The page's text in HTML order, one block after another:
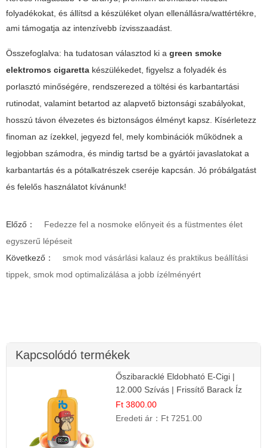
folyadékokat, és állítsd a készüléket olyan ellenállásra/wattértékre,
ami támogatja az intenzívebb ízvisszaadást.
Összefoglalva: ha tudatosan választod ki a green smoke
elektromos cigaretta készülékedet, figyelsz a folyadék és
porlasztó minőségére, rendszerezed a töltési és karbantartási
rutinodat, valamint betartod az alapvető biztonsági szabályokat,
hosszú távon élvezetes és biztonságos élményt kapsz. Kísérletezz
finoman az ízekkel, jegyezd fel, mely kombinációk működnek a
legjobban számodra, és mindig tartsd be a gyártói javaslatokat a
karbantartás és a pótalkatrészek cseréje kapcsán. Jó próbálgatást
és felelős használatot kívánunk!
Előző：
Fedezze fel a nosmoke előnyeit és a füstmentes élet
egyszerű lépéseit
Következő：
smok mod vásárlási kalauz és praktikus beállítási
tippek, smok mod optimalizálása a jobb ízélményért
Kapcsolódó termékek
Őszibaracklé Eldobható E-Cigi |
12.000 Szívás | Frissítő Barack Íz
Ft 3800.00
Eredeti ár： Ft 7251.00